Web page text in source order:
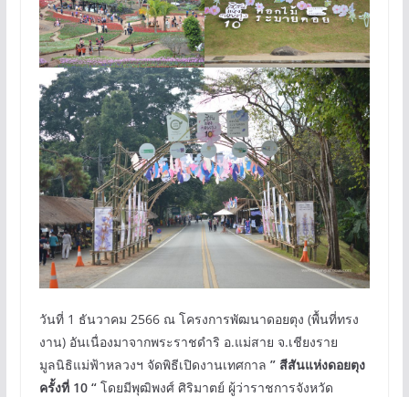
วันที่ 1 ธันวาคม 2566 ณ โครงการพัฒนาดอยตุง (พื้นที่ทรง
งาน) อันเนื่องมาจากพระราชดำริ อ.แม่สาย จ.เชียงราย
มูลนิธิแม่ฟ้าหลวงฯ จัดพิธีเปิดงานเทศกาล ” สีสันแห่งดอยตุง
ครั้งที่ 10 “โดยมีพุฒิพงศ์ ศิริมาตย์ ผู้ว่าราชการจังหวัด